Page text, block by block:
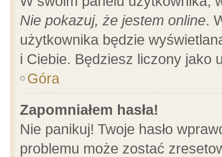
Nie pokazuj, że jestem online.
użytkownika będzie
i Ciebie. Będziesz liczony jako
Góra
Zapomniałem hasła!
Nie panikuj! Twoje hasło
problemu może zostać